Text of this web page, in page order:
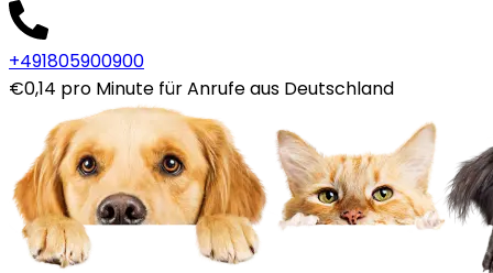
+491805900900
€0,14 pro Minute für Anrufe aus Deutschland